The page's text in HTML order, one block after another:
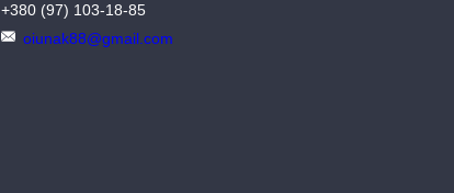
+380 (97) 103-18-85
oiunak88@gmail.com